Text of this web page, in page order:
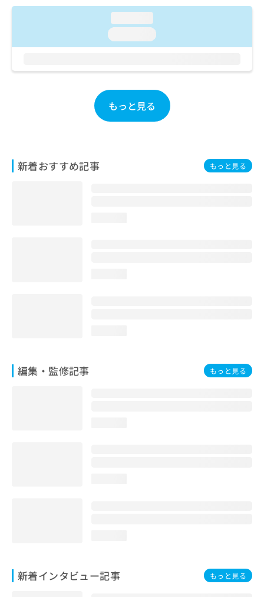
もっと見る
新着おすすめ記事 もっと見る
編集・監修記事 もっと見る
新着インタビュー記事 もっと見る
お